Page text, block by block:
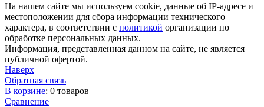
На нашем сайте мы используем cookie, данные об IP-адресе и
местоположении для сбора информации технического
характера, в соответствии с политикой организации по
обработке персональных данных.
Информация, представленная данном на сайте, не является
публичной офертой.
Наверх
Обратная связь
В корзине: 0 товаров
Сравнение